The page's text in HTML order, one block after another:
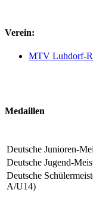
Verein:
MTV Luhdorf-
Medaillen
Deutsche Junioren-
Deutsche Jugend-
Deutsche
A/U14)